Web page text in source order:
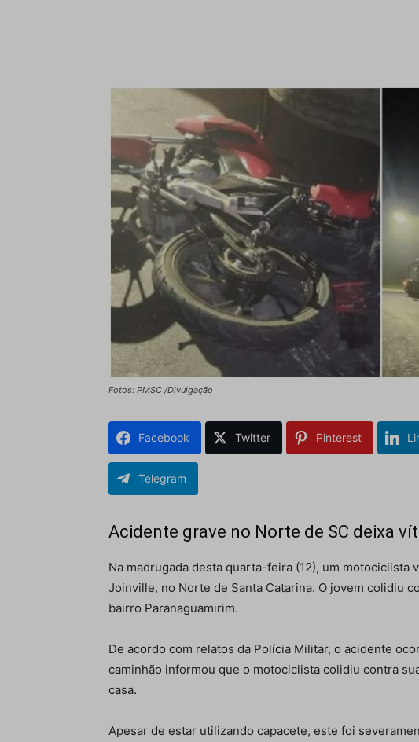
Fotos: PMSC /Divulgação
Facebook Twitter Pinterest
Telegram
Acidente grave no Norte de SC deixa
Na madrugada desta quarta-feira (12), um motociclista
Joinville, no Norte de Santa Catarina. O jovem colidiu
bairro Paranaguamirim.
De acordo com relatos da Polícia Militar, o acidente
caminhão informou que o motociclista colidiu contra
casa.
Apesar de estar utilizando capacete, este foi